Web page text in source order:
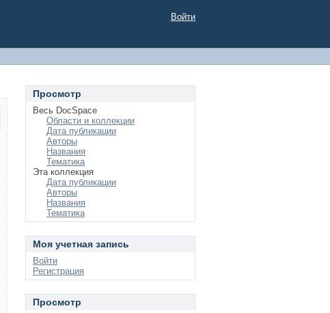
Войти
Просмотр
Весь DocSpace
Области и коллекции
Дата публикации
Авторы
Названия
Тематика
Эта коллекция
Дата публикации
Авторы
Названия
Тематика
Моя учетная запись
Войти
Регистрация
Просмотр